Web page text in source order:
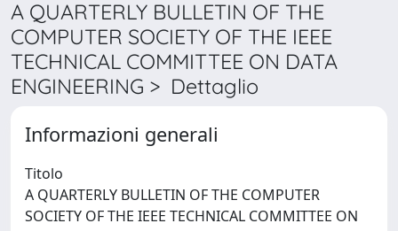
A QUARTERLY BULLETIN OF THE
COMPUTER SOCIETY OF THE IEEE
TECHNICAL COMMITTEE ON DATA
ENGINEERING > Dettaglio
Informazioni generali
Titolo
A QUARTERLY BULLETIN OF THE COMPUTER
SOCIETY OF THE IEEE TECHNICAL COMMITTEE ON